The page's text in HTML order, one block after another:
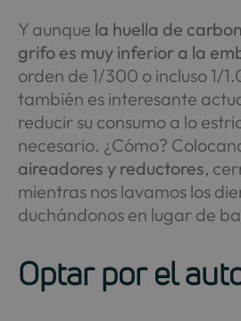
Y aunque la huella de
grifo es muy inferior a la
orden de 1/300 o incluso 1/
también es interesante
reducir su consumo a lo
necesario. ¿Cómo?
aireadores y reductores,
mientras nos lavamos los
duchándonos en lugar de
Optar por el